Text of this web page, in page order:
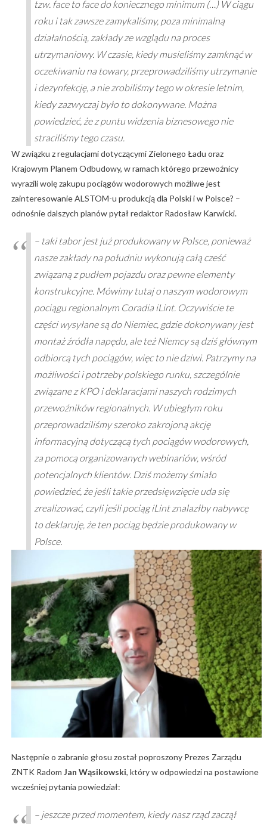
tzw. face to face do koniecznego minimum (…) W ciągu
roku i tak zawsze zamykaliśmy, poza minimalną
działalnością, zakłady ze wzglądu na proces
utrzymaniowy. W czasie, kiedy musieliśmy zamknąć w
oczekiwaniu na towary, przeprowadziliśmy utrzymanie
i dezynfekcję, a nie zrobiliśmy tego w okresie letnim,
kiedy zazwyczaj było to dokonywane. Można
powiedzieć, że z puntu widzenia biznesowego nie
straciliśmy tego czasu.
W związku z regulacjami dotyczącymi Zielonego Ładu oraz
Krajowym Planem Odbudowy, w ramach którego przewoźnicy
wyrazili wolę zakupu pociągów wodorowych możliwe jest
zainteresowanie ALSTOM-u produkcją dla Polski i w Polsce? –
odnośnie dalszych planów pytał redaktor Radosław Karwicki.
– taki tabor jest już produkowany w Polsce, ponieważ
nasze zakłady na południu wykonują całą cześć
związaną z pudłem pojazdu oraz pewne elementy
konstrukcyjne. Mówimy tutaj o naszym wodorowym
pociągu regionalnym Coradia iLint. Oczywiście te
części wysyłane są do Niemiec, gdzie dokonywany jest
montaż źródła napędu, ale też Niemcy są dziś głównym
odbiorcą tych pociągów, więc to nie dziwi. Patrzymy na
możliwości i potrzeby polskiego runku, szczególnie
związane z KPO i deklaracjami naszych rodzimych
przewoźników regionalnych. W ubiegłym roku
przeprowadziliśmy szeroko zakrojoną akcję
informacyjną dotyczącą tych pociągów wodorowych,
za pomocą organizowanych webinariów, wśród
potencjalnych klientów. Dziś możemy śmiało
powiedzieć, że jeśli takie przedsięwzięcie uda się
zrealizować, czyli jeśli pociąg iLint znalazłby nabywcę
to deklaruję, że ten pociąg będzie produkowany w
Polsce.
Następnie o zabranie głosu został poproszony Prezes Zarządu
ZNTK Radom Jan Wąsikowski, który w odpowiedzi na postawione
wcześniej pytania powiedział:
– jeszcze przed momentem, kiedy nasz rząd zaczął